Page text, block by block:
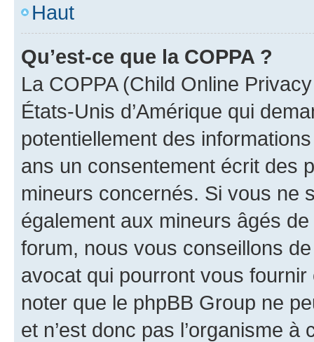
Haut
Qu’est-ce que la COPPA ?
La COPPA (Child Online
États-Unis d’Amérique qui
potentiellement des
ans un consentement écrit des
mineurs concernés. Si vous ne
également aux mineurs âgés
forum, nous vous conseillons
avocat qui pourront vous
noter que le phpBB Group ne
et n’est donc pas l’organisme